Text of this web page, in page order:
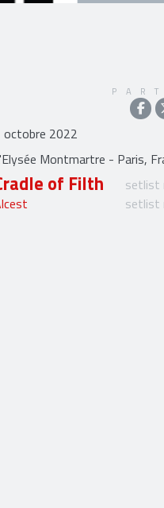
octobre 2022
Montmartre - Paris,
of Filth
setlist
setlist